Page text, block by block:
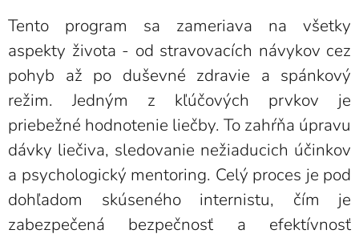
Tento program sa zameriava na všetky
aspekty života - od stravovacích návykov cez
pohyb až po duševné zdravie a spánkový
režim.Jedným z kľúčových prvkov je
priebežné hodnotenie liečby. To zahŕňa úpravu
dávky liečiva, sledovanie nežiaducich účinkov
a psychologický mentoring. Celý proces je pod
dohľadom skúseného internistu, čím je
zabezpečená bezpečnosť a efektívnosť